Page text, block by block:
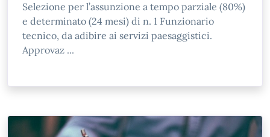
Selezione per l’assunzione a tempo parziale (80%)
e determinato (24 mesi) di n. 1 Funzionario
tecnico, da adibire ai servizi paesaggistici.
Approvaz ...